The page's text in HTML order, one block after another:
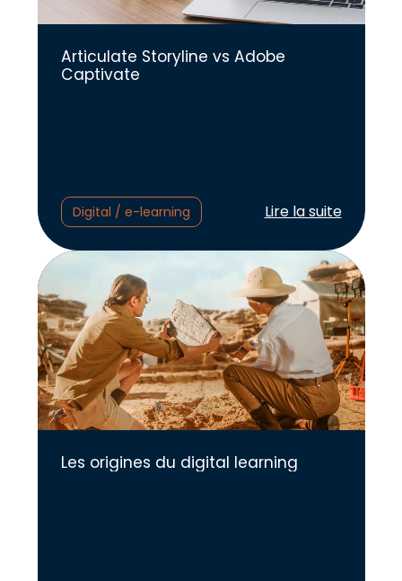
Articulate Storyline vs Adobe
Captivate
Digital / e-learning Lire l'article :
Lire la suite
Les origines du digital learning